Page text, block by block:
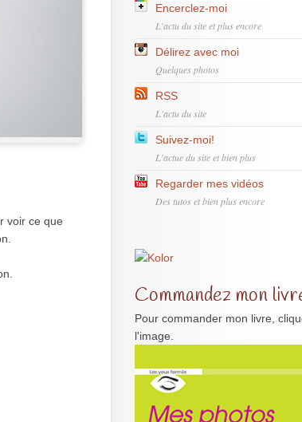
voir ce que
Encerclez-moi
L'actu du site et plus encore
Délirez avec moi
Quelques photos
RSS
L'actu du site
Suivez-moi!
L'actue du site et bien plus
Regarder mes vidéos
Des tutos et bien plus encore
Commandez mon
Pour commander mon livre,
l'image.